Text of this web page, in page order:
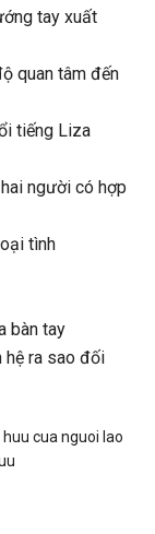
tay xuất
quan tâm đến
tiếng Liza
người có hợp
tình
bàn tay
hệ ra sao đối
cua nguoi lao